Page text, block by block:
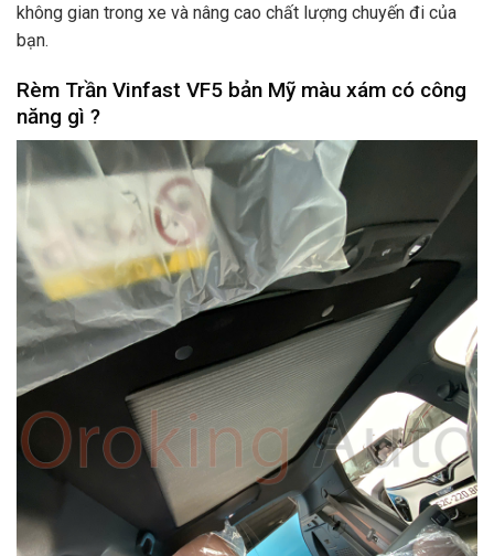
không gian trong xe và nâng cao chất lượng chuyến đi của
bạn.
Rèm Trần Vinfast VF5 bản Mỹ màu xám có công
năng gì ?